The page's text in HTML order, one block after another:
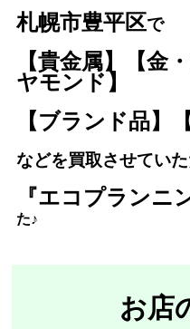
札幌市豊平区で
【貴金属】【金
ヤモンド】
【ブランド品】
などを買取させてい
『エコプランニ
た♪
お店